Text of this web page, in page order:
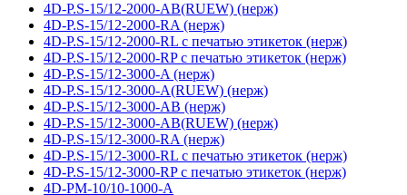
4D-P.S-15/12-2000-AB(RUEW) (нерж)
4D-P.S-15/12-2000-RA (нерж)
4D-P.S-15/12-2000-RL с печатью этикеток (нерж)
4D-P.S-15/12-2000-RP с печатью этикеток (нерж)
4D-P.S-15/12-3000-A (нерж)
4D-P.S-15/12-3000-A(RUEW) (нерж)
4D-P.S-15/12-3000-AB (нерж)
4D-P.S-15/12-3000-AB(RUEW) (нерж)
4D-P.S-15/12-3000-RA (нерж)
4D-P.S-15/12-3000-RL с печатью этикеток (нерж)
4D-P.S-15/12-3000-RP с печатью этикеток (нерж)
4D-PM-10/10-1000-A